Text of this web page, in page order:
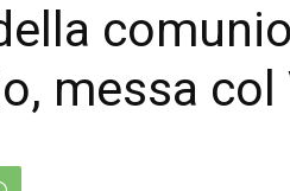
messa col